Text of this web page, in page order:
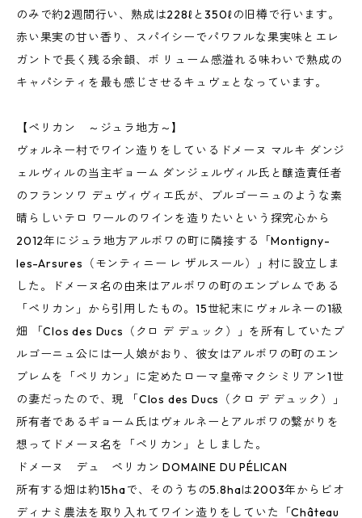
のみで約2週間行い、熟成は228ℓと350ℓの旧樽で行います。
赤い果実の甘い香り、スパイシーでパワフルな果実味とエレ
ガントで長く残る余韻、ボ リューム感溢れる味わいで熟成の
キャパシティを最も感じさせるキュヴェとなっています。
【ペリカン ～ジュラ地方～】
ヴォルネー村でワイン造りをしているドメーヌ マルキ ダンジ
ェルヴィルの当主ギョーム ダンジェルヴィル氏と醸造責任者
のフランソワ デュヴィヴィエ氏が、ブルゴーニュのような素
晴らしいテロ ワールのワインを造りたいという探究心から
2012年にジュラ地方アルボワの町に隣接する「Montigny-
les-Arsures（モンティニー レ ザルスール）」村に設立しま
した。ドメーヌ名の由来はアルボワの町のエンブレムである
「ペリカン」から引用したもの。15世紀末にヴォルネーの1級
畑 「Clos des Ducs（クロ デ デュック）」を所有していたブ
ルゴーニュ公には一人娘がおり、彼女はアルボワの町のエン
ブレムを「ペリカン」に定めたローマ皇帝マクシミリアン1世
の妻だったので、現 「Clos des Ducs（クロ デ デュック）」
所有者であるギョーム氏はヴォルネーとアルボワの繋がりを
想ってドメーヌ名を「ペリカン」としました。
ドメーヌ デュ ペリカン DOMAINE DU PÉLICAN
所有する畑は約15haで、そのうちの5.8haは2003年からビオ
ディナミ農法を取り入れてワイン造りをしていた「Château